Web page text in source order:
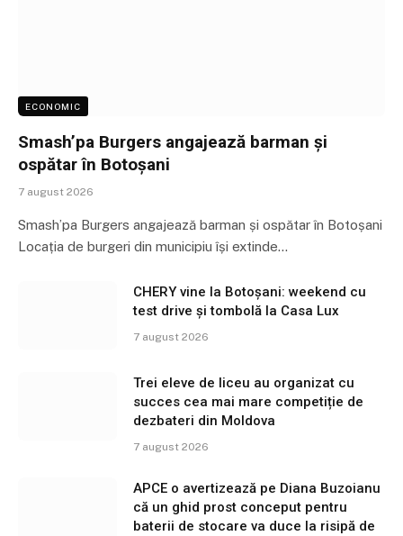
ECONOMIC
Smash’pa Burgers angajează barman și
ospătar în Botoșani
7 august 2026
Smash’pa Burgers angajează barman și ospătar în Botoșani
Locația de burgeri din municipiu își extinde…
CHERY vine la Botoșani: weekend cu
test drive și tombolă la Casa Lux
7 august 2026
Trei eleve de liceu au organizat cu
succes cea mai mare competiție de
dezbateri din Moldova
7 august 2026
APCE o avertizează pe Diana Buzoianu
că un ghid prost conceput pentru
baterii de stocare va duce la risipă de